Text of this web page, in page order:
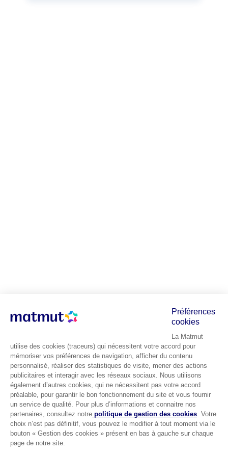
Préférences
cookies
La Matmut
utilise des cookies (traceurs) qui nécessitent votre accord pour
mémoriser vos préférences de navigation, afficher du contenu
personnalisé, réaliser des statistiques de visite, mener des actions
publicitaires et interagir avec les réseaux sociaux. Nous utilisons
également d’autres cookies, qui ne nécessitent pas votre accord
préalable, pour garantir le bon fonctionnement du site et vous fournir
un service de qualité. Pour plus d’informations et connaitre nos
partenaires, consultez notre politique de gestion des cookies. Votre
choix n’est pas définitif, vous pouvez le modifier à tout moment via le
bouton « Gestion des cookies » présent en bas à gauche sur chaque
page de notre site.